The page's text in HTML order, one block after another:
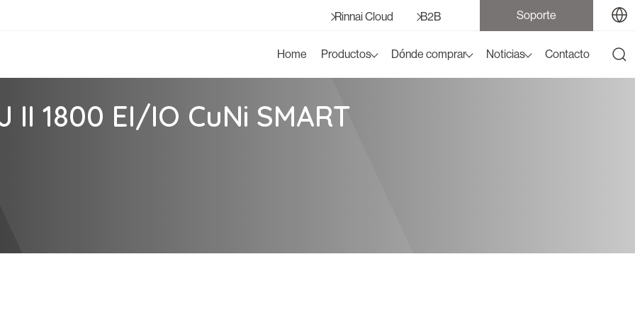
Rinnai Cloud B2B Soporte
Home Productos Dónde comprar Noticias Contacto
II 1800 EI/IO CuNi SMART